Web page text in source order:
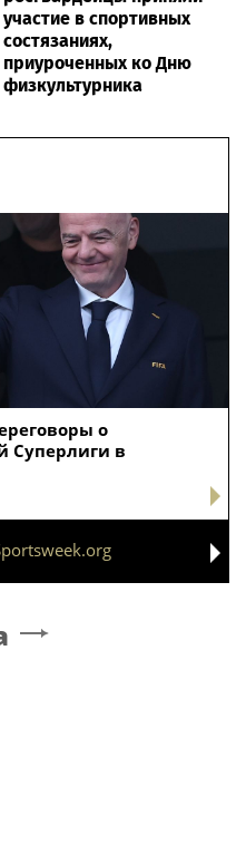
участие в спортивных
состязаниях,
приуроченных ко Дню
физкультурника
о
Суперлиги в